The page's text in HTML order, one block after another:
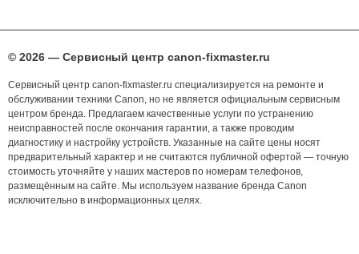
© 2026 — Сервисный центр canon-fixmaster.ru
Сервисный центр canon-fixmaster.ru специализируется на ремонте и
обслуживании техники Canon, но не является официальным сервисным
центром бренда. Предлагаем качественные услуги по устранению
неисправностей после окончания гарантии, а также проводим
диагностику и настройку устройств. Указанные на сайте цены носят
предварительный характер и не считаются публичной офертой — точную
стоимость уточняйте у наших мастеров по номерам телефонов,
размещённым на сайте. Мы используем название бренда Canon
исключительно в информационных целях.